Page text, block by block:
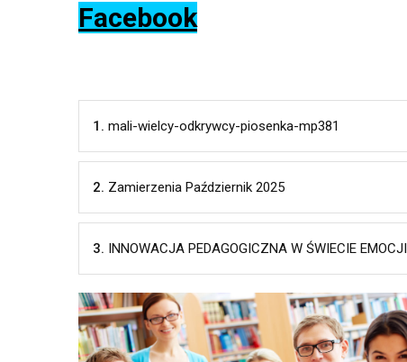
Facebook
1. mali-wielcy-odkrywcy-piosenka-mp381
2. Zamierzenia Październik 2025
3. INNOWACJA PEDAGOGICZNA W ŚWIECIE EMOCJI